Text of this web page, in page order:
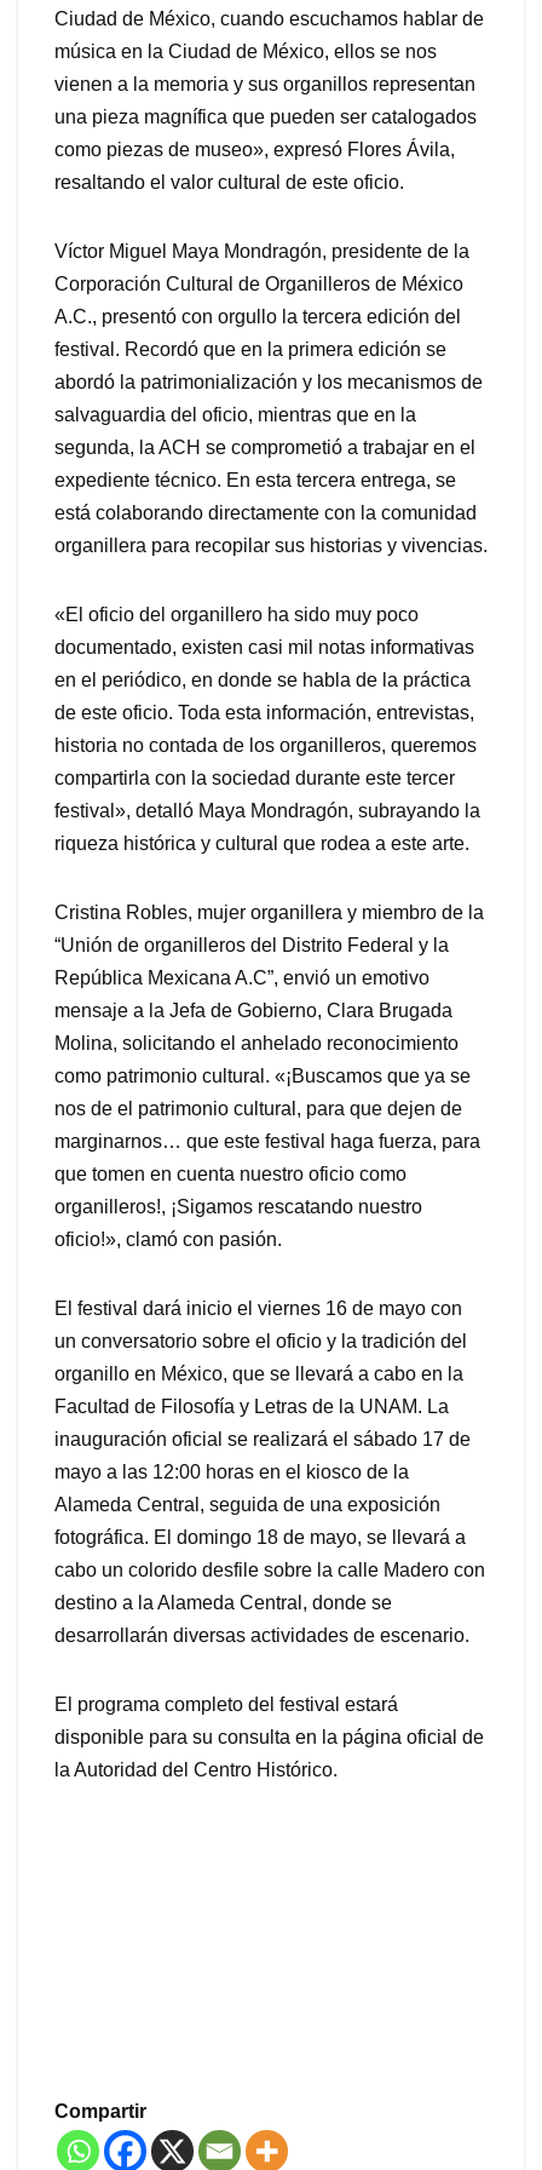
Ciudad de México, cuando escuchamos hablar de
música en la Ciudad de México, ellos se nos
vienen a la memoria y sus organillos representan
una pieza magnífica que pueden ser catalogados
como piezas de museo», expresó Flores Ávila,
resaltando el valor cultural de este oficio.
Víctor Miguel Maya Mondragón, presidente de la
Corporación Cultural de Organilleros de México
A.C., presentó con orgullo la tercera edición del
festival. Recordó que en la primera edición se
abordó la patrimonialización y los mecanismos de
salvaguardia del oficio, mientras que en la
segunda, la ACH se comprometió a trabajar en el
expediente técnico. En esta tercera entrega, se
está colaborando directamente con la comunidad
organillera para recopilar sus historias y vivencias.
«El oficio del organillero ha sido muy poco
documentado, existen casi mil notas informativas
en el periódico, en donde se habla de la práctica
de este oficio. Toda esta información, entrevistas,
historia no contada de los organilleros, queremos
compartirla con la sociedad durante este tercer
festival», detalló Maya Mondragón, subrayando la
riqueza histórica y cultural que rodea a este arte.
Cristina Robles, mujer organillera y miembro de la
“Unión de organilleros del Distrito Federal y la
República Mexicana A.C”, envió un emotivo
mensaje a la Jefa de Gobierno, Clara Brugada
Molina, solicitando el anhelado reconocimiento
como patrimonio cultural. «¡Buscamos que ya se
nos de el patrimonio cultural, para que dejen de
marginarnos… que este festival haga fuerza, para
que tomen en cuenta nuestro oficio como
organilleros!, ¡Sigamos rescatando nuestro
oficio!», clamó con pasión.
El festival dará inicio el viernes 16 de mayo con
un conversatorio sobre el oficio y la tradición del
organillo en México, que se llevará a cabo en la
Facultad de Filosofía y Letras de la UNAM. La
inauguración oficial se realizará el sábado 17 de
mayo a las 12:00 horas en el kiosco de la
Alameda Central, seguida de una exposición
fotográfica. El domingo 18 de mayo, se llevará a
cabo un colorido desfile sobre la calle Madero con
destino a la Alameda Central, donde se
desarrollarán diversas actividades de escenario.
El programa completo del festival estará
disponible para su consulta en la página oficial de
la Autoridad del Centro Histórico.
Compartir